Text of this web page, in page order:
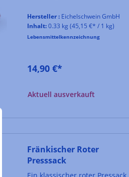
Hersteller : Eichelschwein GmbH
Inhalt:0.33 kg(45,15 €* / 1 kg)
Lebensmittelkennzeichnung
14,90 €*
Aktuell ausverkauft
Fränkischer Roter
Presssack